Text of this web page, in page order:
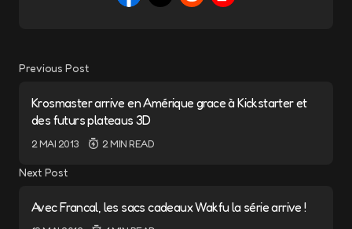
Previous Post
Krosmaster arrive en Amérique grace à Kickstarter et
des futurs plateaus 3D
2 MAI 2013 2 MIN READ
Next Post
Avec Francal, les sacs cadeaux Wakfu la série arrive !